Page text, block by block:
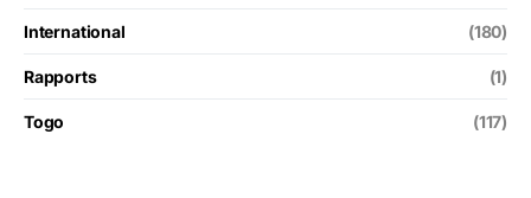
International (180)
Rapports (1)
Togo (117)